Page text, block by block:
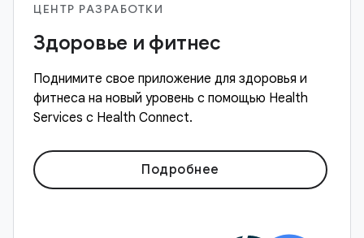
ЦЕНТР РАЗРАБОТКИ
Здоровье и фитнес
Поднимите свое приложение для здоровья и
фитнеса на новый уровень с помощью Health
Services с Health Connect.
Подробнее